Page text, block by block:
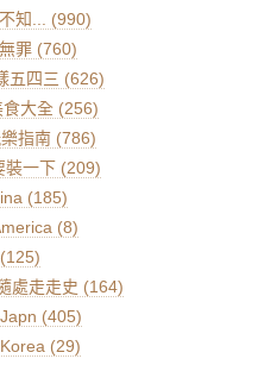
知... (990)
罪 (760)
五四三 (626)
大全 (256)
指南 (786)
一下 (209)
(185)
(8)
處走走史 (164)
(405)
(29)